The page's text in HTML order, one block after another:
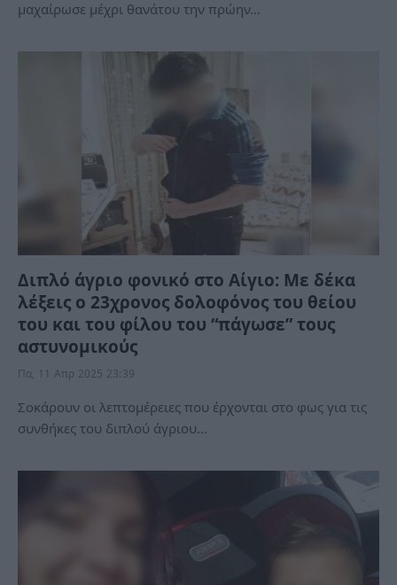
μαχαίρωσε μέχρι θανάτου την πρώην…
Διπλό άγριο φονικό στο Αίγιο: Με δέκα
λέξεις ο 23χρονος δολοφόνος του θείου
του και του φίλου του “πάγωσε” τους
αστυνομικούς
Πα, 11 Απρ 2025 23:39
Σοκάρουν οι λεπτομέρειες που έρχονται στο φως για τις
συνθήκες του διπλού άγριου…